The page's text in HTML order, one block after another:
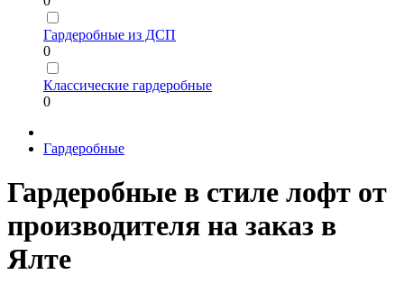
Гардеробные из ДСП
0
Классические гардеробные
0
Гардеробные
Гардеробные в стиле лофт от
производителя на заказ в
Ялте